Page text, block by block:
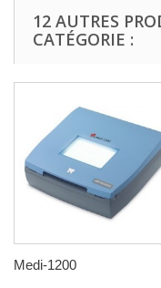
12 AUTRES
CATÉGORIE :
Medi-1200